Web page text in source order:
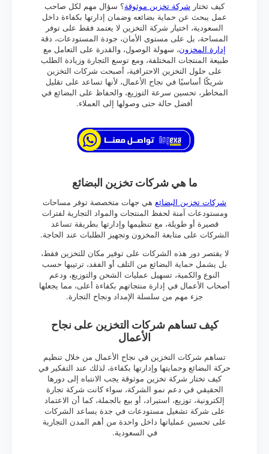
كيف تختار شركة تخزين موثوقة؟ سؤال مهم لكل صاحب
عمل يبحث عن حماية بضائعه وضمان إدارتها بكفاءة داخل
السعودية، اختيار شركة التخزين لا يعتمد فقط على توفر
المساحة، بل على مستوى الأمان، جودة المستودعات، دقة
إدارة المخزون، سهولة الوصول، والقدرة على التعامل مع
طبيعة المنتجات المختلفة، ومع توسع التجارة وزيادة الطلب
على حلول التخزين الاحترافية، أصبحت شركات التخزين
شريكًا أساسيًا في نجاح الأعمال، لأنها تساعد على تقليل
المخاطر، تحسين سرعة التوزيع، والحفاظ على البضائع في
أفضل حالة حتى وصولها إلى العملاء.
ما هي شركات تخزين البضائع
شركات تخزين البضائع هي جهات متخصصة توفر مساحات
ومستودعات آمنة لحفظ المنتجات والمواد التجارية لفترات
قصيرة أو طويلة، مع تنظيمها وإدارتها بطريقة تساعد
الشركات على متابعة المخزون وتجهيز الطلبات عند الحاجة.
لا يقتصر دور هذه الشركات على توفير مكان للتخزين فقط،
بل يشمل حماية البضائع من التلف أو الفقد، ترتيبها حسب
النوع والكمية، تسهيل عمليات الشحن والتوزيع، ودعم
أصحاب الأعمال في إدارة منتجاتهم بكفاءة أعلى، مما يجعلها
جزء مهم من سلسلة الإمداد ونجاح التجارة.
كيف تساهم شركات التخزين على نجاح
الأعمال
تساهم شركات التخزين في نجاح الأعمال من خلال تنظيم
حركة البضائع وحمايتها وإدارتها بكفاءة، لذلك عند التفكير في
كيف تختار شركة تخزين موثوقة يجب الانتباه إلى دورها
الحقيقي في دعم نمو الشركة، سواء كانت شركة تجارة
إلكترونية، توزيع، استيراد، أو بيع بالجملة، كما أن الاعتماد
على شركة تشغيل مستودعات في جدة يساعد الشركات
على تحسين عملياتها داخل واحدة من أهم المدن التجارية
في السعودية.